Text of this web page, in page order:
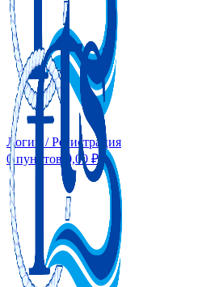
Логин / Регистрация
0пунктов 0,00 ₽